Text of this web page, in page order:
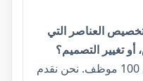
العناصر التي
تغيير التصميم؟
ج: نعم، نحن مصنع يضم أكثر من 100 موظف. نحن نقدم